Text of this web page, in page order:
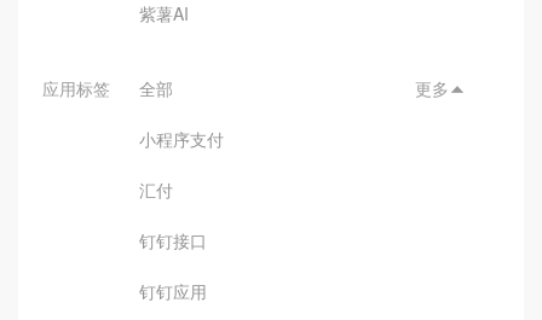
紫薯AI
应用标签 全部
小程序支付
汇付
钉钉接口
钉钉应用
更多 